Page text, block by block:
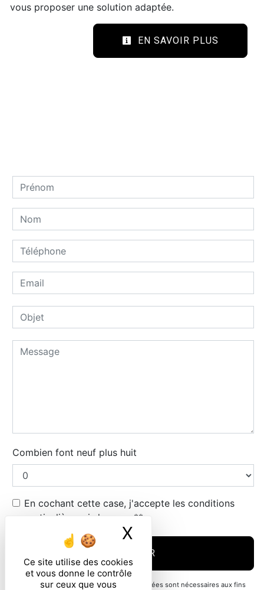
Ce site utilise des cookies
et vous donne le contrôle
sur ceux que vous
X Masquer le
vous proposer une solution adaptée.
EN SAVOIR PLUS
Combien font neuf plus huit
En cochant cette case, j'accepte les conditions
particulières ci-dessous **
ENVOYER
** Les données personnelles communiquées sont nécessaires aux fins